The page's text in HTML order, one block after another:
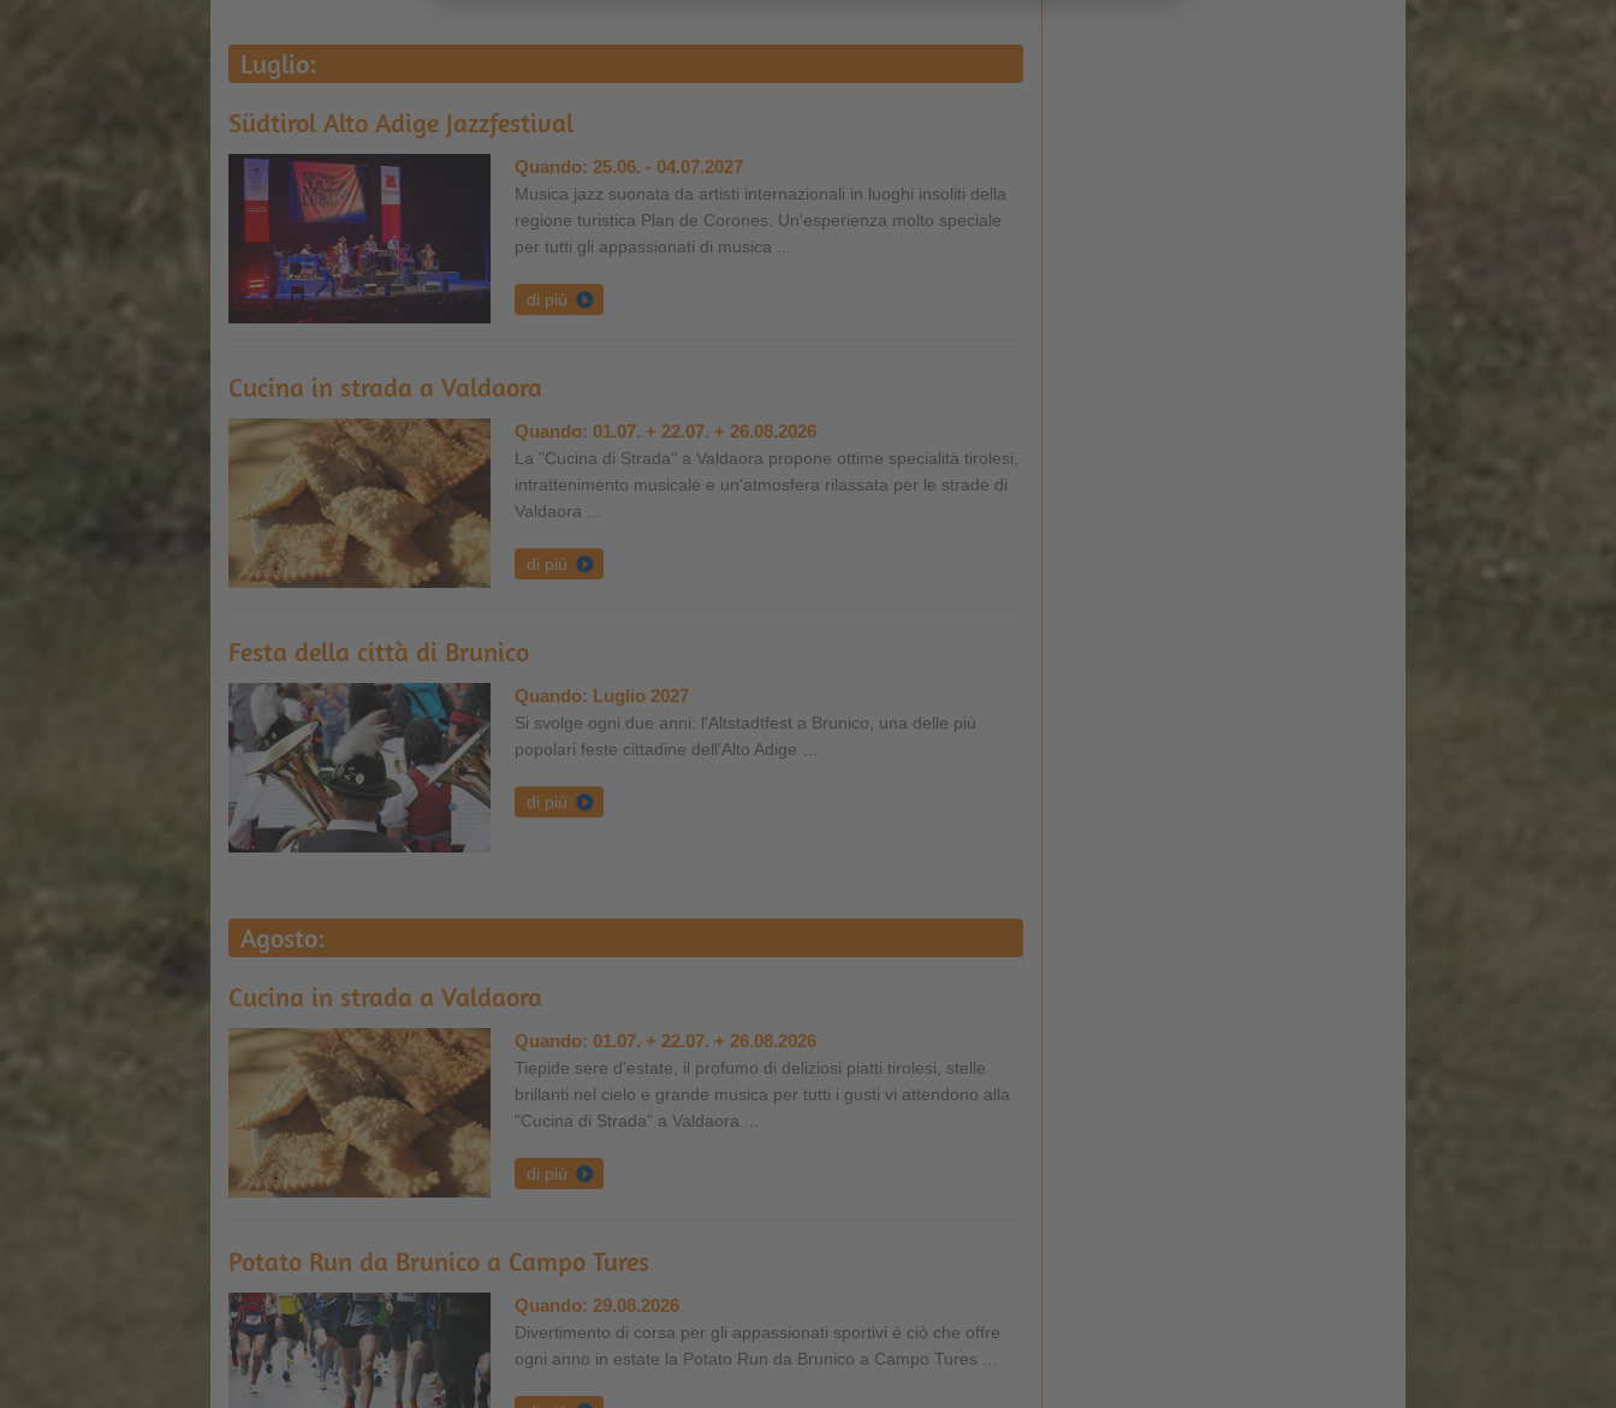
Luglio:
Südtirol Alto Adige Jazzfestival
Quando: 25.06. - 04.07.2027
Musica jazz suonata da artisti internazionali in luoghi insoliti della
regione turistica Plan de Corones. Un'esperienza molto speciale
per tutti gli appassionati di musica ...
di più
Cucina in strada a Valdaora
Quando: 01.07. + 22.07. + 26.08.2026
La "Cucina di Strada" a Valdaora propone ottime specialità tirolesi,
intrattenimento musicale e un'atmosfera rilassata per le strade di
Valdaora ...
di più
Festa della città di Brunico
Quando: Luglio 2027
Si svolge ogni due anni: l'Altstadtfest a Brunico, una delle più
popolari feste cittadine dell'Alto Adige …
di più
Agosto:
Cucina in strada a Valdaora
Quando: 01.07. + 22.07. + 26.08.2026
Tiepide sere d'estate, il profumo di deliziosi piatti tirolesi, stelle
brillanti nel cielo e grande musica per tutti i gusti vi attendono alla
"Cucina di Strada" a Valdaora ...
di più
Potato Run da Brunico a Campo Tures
Quando: 29.08.2026
Divertimento di corsa per gli appassionati sportivi è ciò che offre
ogni anno in estate la Potato Run da Brunico a Campo Tures ...